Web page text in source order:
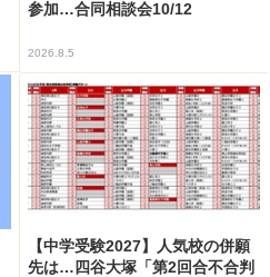
参加…合同相談会10/12
2026.8.5
【中学受験2027】人気校の併願
先は…四谷大塚「第2回合不合判